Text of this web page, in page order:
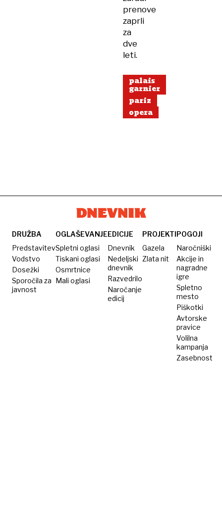
prenove
zaprli
za
dve
leti.
palais
garnier
pariz
opera
DRUŽBA
Predstavitev
Vodstvo
Dosežki
Sporočila za
javnost
OGLAŠEVANJE
Spletni oglasi
Tiskani oglasi
Osmrtnice
Mali oglasi
EDICIJE
Dnevnik
Nedeljski
dnevnik
Razvedrilo
Naročanje
edicij
PROJEKTI
Gazela
Zlata nit
POGOJI
Naročniški
Akcije in
nagradne
igre
Spletno
mesto
Piškotki
Avtorske
pravice
Volilna
kampanja
Zasebnost